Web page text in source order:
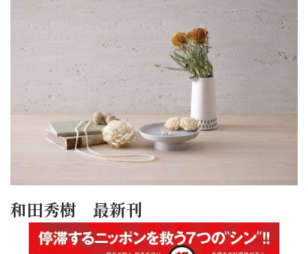
和田秀樹 最新刊